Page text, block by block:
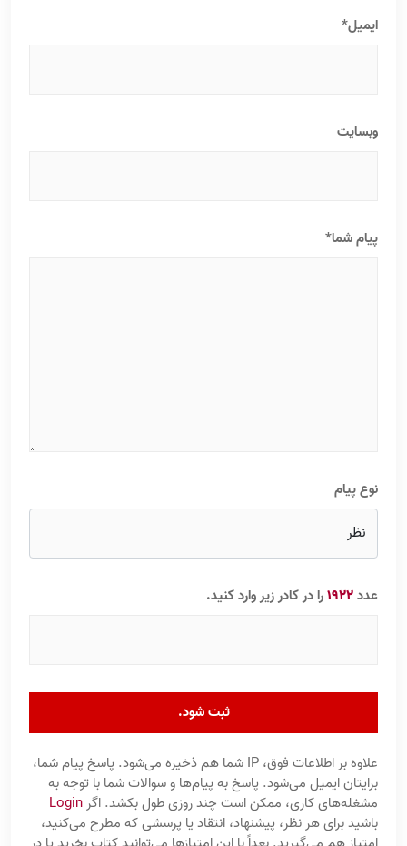
ایمیل*
وبسایت
پیام شما*
نوع پیام
عدد1922را در کادر زیر وارد کنید.
ثبت شود.
علاوه بر اطلاعات فوق، IP شما هم ذخیره می‌شود. پاسخ پیام شما،
برایتان ایمیل می‌شود. پاسخ به پیام‌ها و سوالات شما با توجه به
مشغله‌های کاری، ممکن است چند روزی طول بکشد. اگرLogin
باشید برای هر نظر، پیشنهاد، انتقاد یا پرسشی که مطرح می‌کنید،